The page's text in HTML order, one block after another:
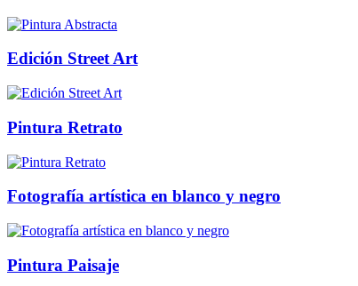
Edición Street Art
Pintura Retrato
Fotografía artística en blanco y negro
Pintura Paisaje